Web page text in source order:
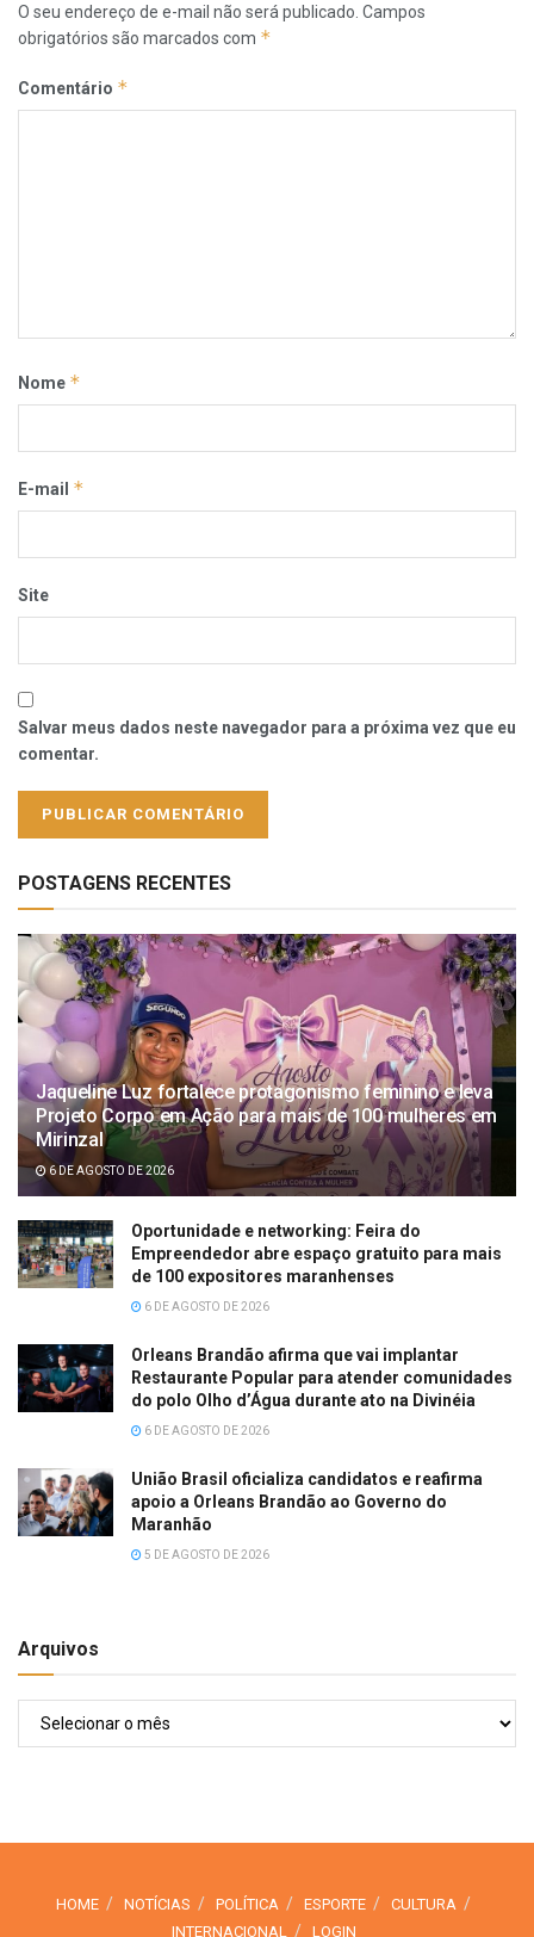
O seu endereço de e-mail não será publicado. Campos
obrigatórios são marcados com *
Comentário *
Nome *
E-mail *
Site
Salvar meus dados neste navegador para a próxima vez que eu
comentar.
POSTAGENS RECENTES
Jaqueline Luz fortalece protagonismo feminino e leva
Projeto Corpo em Ação para mais de 100 mulheres em
Mirinzal
6 DE AGOSTO DE 2026
Oportunidade e networking: Feira do
Empreendedor abre espaço gratuito para mais
de 100 expositores maranhenses
6 DE AGOSTO DE 2026
Orleans Brandão afirma que vai implantar
Restaurante Popular para atender comunidades
do polo Olho d’Água durante ato na Divinéia
6 DE AGOSTO DE 2026
União Brasil oficializa candidatos e reafirma
apoio a Orleans Brandão ao Governo do
Maranhão
5 DE AGOSTO DE 2026
Arquivos
HOME NOTÍCIAS POLÍTICA ESPORTE
CULTURA
INTERNACIONAL
LOGIN